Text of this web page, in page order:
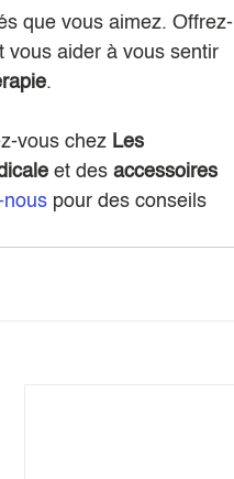
que vous aimez. Offrez-
vous aider à vous sentir
.
vous chez Les
et des accessoires
nous pour des conseils